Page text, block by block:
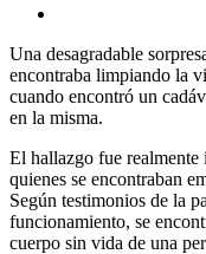
Una desagradable
encontraba limpiando la
cuando encontró un
en la misma.
El hallazgo fue realmente
quienes se encontraban
Según testimonios de la
funcionamiento, se
cuerpo sin vida de una